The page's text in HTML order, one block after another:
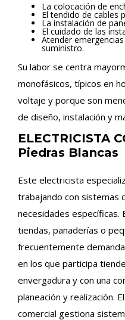
La colocación de
El tendido de cables
La instalación de
El cuidado de las
Atender
suministro.
Su labor se centra
monofásicos, típicos en
voltaje y porque son
de diseño, instalación y
ELECTRICISTA
Piedras Blancas
Este electricista
trabajando con sistemas
necesidades específicas.
tiendas, panaderías o
frecuentemente
en los que participa
envergadura y con una
planeación y realización.
comercial gestiona